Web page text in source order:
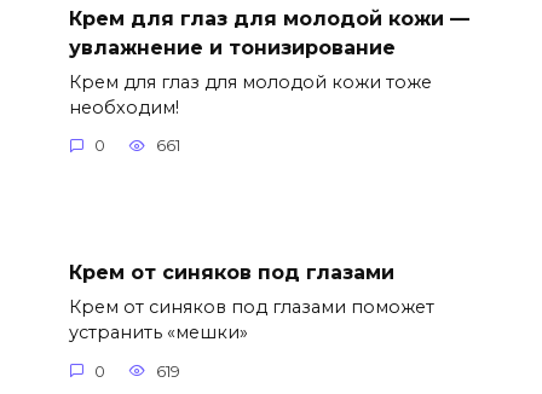
Крем для глаз для молодой кожи —
увлажнение и тонизирование
Крем для глаз для молодой кожи тоже
необходим!
0 661
Крем от синяков под глазами
Крем от синяков под глазами поможет
устранить «мешки»
0 619